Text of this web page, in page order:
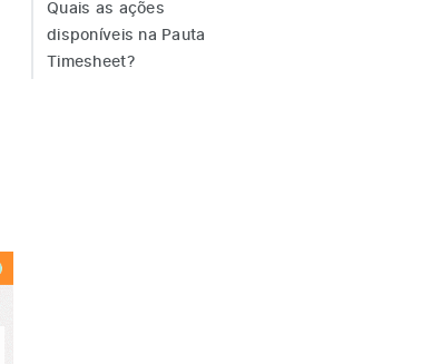
Quais as ações
disponíveis na Pauta
Timesheet?